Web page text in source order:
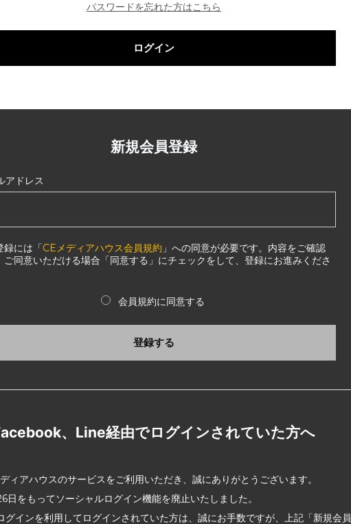
パスワードを忘れた方はこちら
ログイン
新規会員登録
アドレス
録には「CEメディアハウス会員規約 」への同意が必要です。内容をご確認
ご同意いただける場合「同意する」にチェックをして、登録にお進みくださ
会員規約に同意する
登録する
、Line経由でログインされていた方へ
ィアハウスのサービスをご利用いただき、誠にありがとうございます。
日をもってソーシャルログイン機能を廃止いたしました。
グインを利用してログインされていた方は、誠にお手数ですが、上記「新規会員